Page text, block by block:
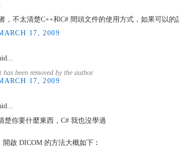
，不太清楚C++和C# 間頭文件的使用方式，如果可以
17, 2009
has been removed by the author.
17, 2009
楚你要什麼東西，C# 我也沒學過
開啟 DICOM 的方法大概如下︰